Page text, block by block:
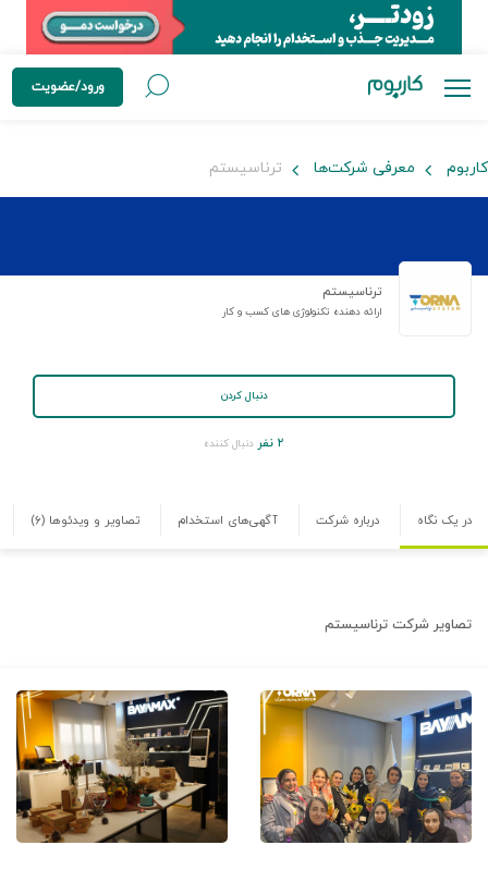
ورود/عضویت
کاربوم معرفی شرکت‌ها ترناسیستم
ترناسیستم
ارائه دهنده تکنولوژی های کسب و کار
دنبال کردن
۲ نفر دنبال کننده
در یک نگاه درباره شرکت آگهی‌های استخدام تصاویر و ویدئوها (۶)
تصاویر شرکت ترناسیستم